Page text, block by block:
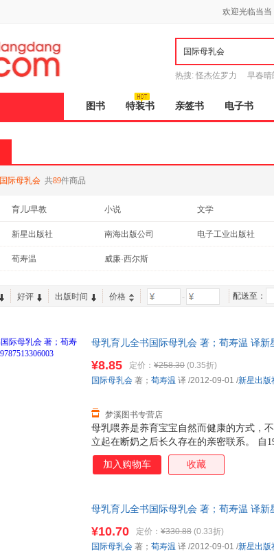
欢迎光临当当
热搜: 怪杰佐罗力 早春晴
图书 特装书 亲签书 电子书
国际母乳会 共89件商品
育儿/早教 小说 文学
新星出版社 南海出版公司 电子工业出版社
荀寿温 威廉·西尔斯
好评 出版时间 价格 - 配送至：
母乳育儿全书国际母乳会 著；荀寿温 译新
母乳喂养是养育宝宝自然而健康的方式，
立起在断奶之后长久存在的亲密联系。 自
持，已成为全球妈妈信赖、专业的哺乳指
可能遇到的所有问题： ★让剖宫产和难
炎和更多其他病症 如果你正为母乳喂养困
¥8.85 定价： ¥258.30 (0.35折)
梦溪图书专营店
国际母乳会 著； 荀寿温 译 /2012-09-01 /新星出版
加入购物车 收藏
母乳育儿全书国际母乳会 著；荀寿温 译新
¥10.70 定价： ¥330.88 (0.33折)
国际母乳会 著； 荀寿温 译 /2012-09-01 /新星出版